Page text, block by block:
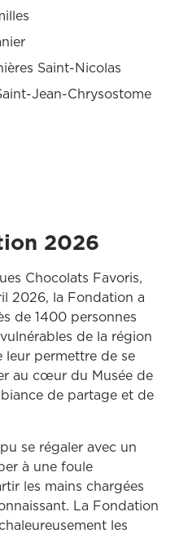
Saint-Nicolas
Jean-Chrysostome
2026
Chocolats Favoris,
2026, la Fondation a
de 1400 personnes
de la région
leur permettre de se
au cœur du Musée de
de partage et de
se régaler avec un
à une foule
les mains chargées
La Fondation
les